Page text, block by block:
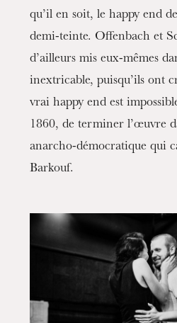
qu’il en soit, le happy end
demi-teinte. Offenbach et
d’ailleurs mis eux-mêmes
inextricable, puisqu’ils ont
vrai happy end est
1860, de terminer l’œuvre
anarcho-démocratique qui
Barkouf.